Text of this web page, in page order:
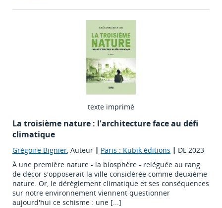
texte imprimé
La troisième nature : l'architecture face au défi
climatique
Grégoire Bignier, Auteur | Paris : Kubik éditions | DL 2023
À une première nature - la biosphère - reléguée au rang
de décor s'opposerait la ville considérée comme deuxième
nature. Or, le dérèglement climatique et ses conséquences
sur notre environnement viennent questionner
aujourd'hui ce schisme : une [...]